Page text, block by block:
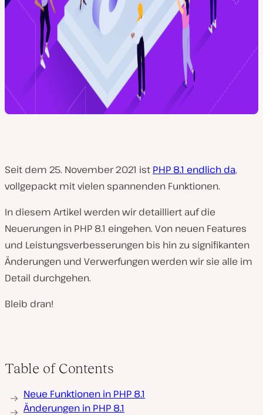
Seit dem 25. November 2021 ist PHP 8.1 endlich da,
vollgepackt mit vielen spannenden Funktionen.
In diesem Artikel werden wir detailliert auf die
Neuerungen in PHP 8.1 eingehen. Von neuen Features
und Leistungsverbesserungen bis hin zu signifikanten
Änderungen und Verwerfungen werden wir sie alle im
Detail durchgehen.
Bleib dran!
Table of Contents
Neue Funktionen in PHP 8.1
Änderungen in PHP 8.1